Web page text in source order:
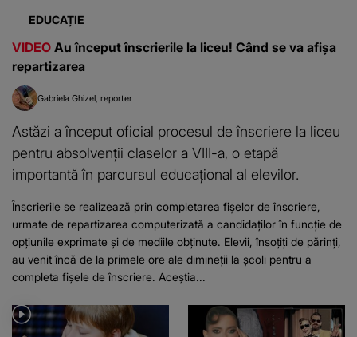
EDUCAȚIE
VIDEO Au început înscrierile la liceu! Când se va afișa
repartizarea
Gabriela Ghizel reporter
Astăzi a început oficial procesul de înscriere la liceu
pentru absolvenții claselor a VIII-a, o etapă
importantă în parcursul educațional al elevilor.
Înscrierile se realizează prin completarea fișelor de înscriere,
urmate de repartizarea computerizată a candidaților în funcție de
opțiunile exprimate și de mediile obținute. Elevii, însoțiți de părinți,
au venit încă de la primele ore ale dimineții la școli pentru a
completa fișele de înscriere. Aceștia...